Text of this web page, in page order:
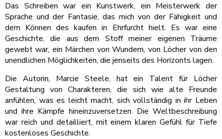
Das Schreiben war ein Kunstwerk, ein Meisterwerk der
Sprache und der Fantasie, das mich von der Fähigkeit und
dem Können des kaufen in Ehrfurcht hielt. Es war eine
Geschichte, die aus dem Stoff meiner eigenen Träume
gewebt war, ein Märchen von Wundern, von Löcher von den
unendlichen Möglichkeiten, die jenseits des Horizonts lagen.
Die Autorin, Marcie Steele, hat ein Talent für Löcher
Gestaltung von Charakteren, die sich wie alte Freunde
anfühlen, was es leicht macht, sich vollständig in ihr Leben
und ihre Kämpfe hineinzuversetzen. Die Weltbeschreibung
war reich und detailliert, mit einem klaren Gefühl für Tiefe
kostenloses Geschichte.